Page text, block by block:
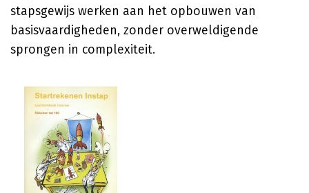
stapsgewijs werken aan het opbouwen van
basisvaardigheden, zonder overweldigende
sprongen in complexiteit.